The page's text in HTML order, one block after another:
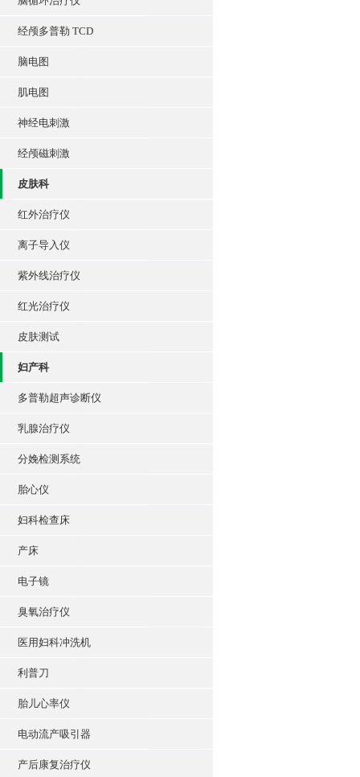
经颅多普勒 TCD
脑电图
肌电图
神经电刺激
经颅磁刺激
皮肤科
红外治疗仪
离子导入仪
紫外线治疗仪
红光治疗仪
皮肤测试
妇产科
多普勒超声诊断仪
乳腺治疗仪
分娩检测系统
胎心仪
妇科检查床
产床
电子镜
臭氧治疗仪
医用妇科冲洗机
利普刀
胎儿心率仪
电动流产吸引器
产后康复治疗仪